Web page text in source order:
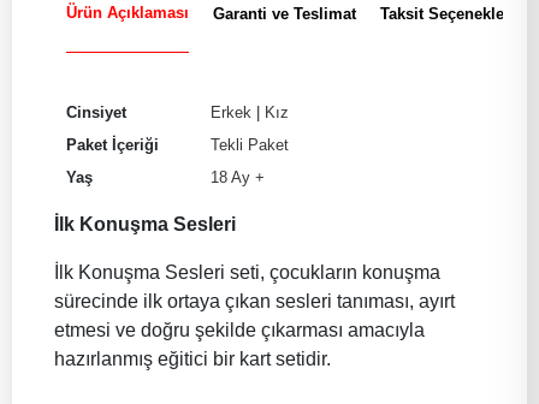
Ürün Açıklaması Garanti ve Teslimat Taksit Seçenekleri
Cinsiyet Erkek | Kız
Paket İçeriği
Tekli Paket
Yaş
18 Ay +
İlk Konuşma Sesleri
İlk Konuşma Sesleri seti, çocukların konuşma
sürecinde ilk ortaya çıkan sesleri tanıması, ayırt
etmesi ve doğru şekilde çıkarması amacıyla
hazırlanmış eğitici bir kart setidir.